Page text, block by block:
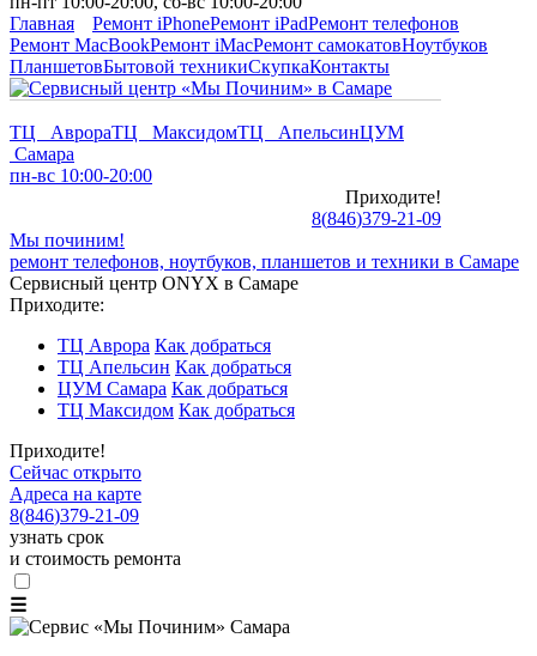
Главная
Ремонт iPhoneРемонт iPadРемонт телефонов
Ремонт MacBookРемонт iMacРемонт самокатовНоутбуков
ПланшетовБытовой техникиСкупкаКонтакты
ТЦ АврораТЦ МаксидомТЦ АпельсинЦУМ
Самара
пн-вс 10:00-20:00
Приходите!
8(846)379-21-09
Мы починим!
ремонт телефонов, ноутбуков, планшетов и техники в Самаре
Сервисный центр ONYX в Самаре
Приходите:
ТЦ Аврора Как добраться
ТЦ Апельсин Как добраться
ЦУМ Самара Как добраться
ТЦ Максидом Как добраться
Приходите!
Сейчас открыто
Адреса на карте
8(846)379-21-09
узнать срок
и стоимость ремонта
☰